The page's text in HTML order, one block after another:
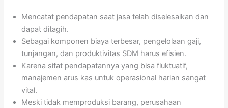
Mencatat pendapatan saat jasa telah diselesaikan dan
dapat ditagih.
Sebagai komponen biaya terbesar, pengelolaan gaji,
tunjangan, dan produktivitas SDM harus efisien.
Karena sifat pendapatannya yang bisa fluktuatif,
manajemen arus kas untuk operasional harian sangat
vital.
Meski tidak memproduksi barang, perusahaan